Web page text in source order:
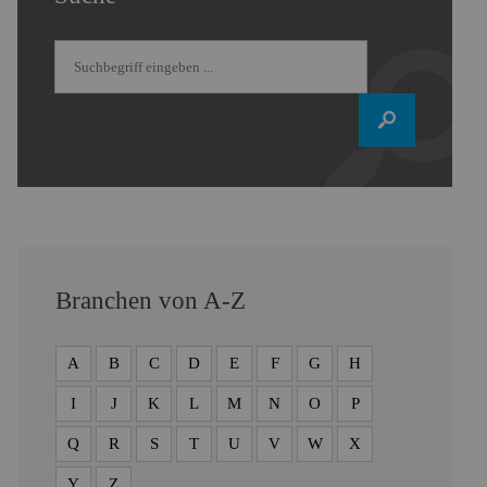
Branchen von A-Z
A B C D E F G H
I J K L M N O P
Q R S T U V W X
Y Z